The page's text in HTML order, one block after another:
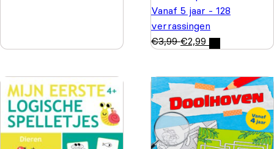
Vanaf 5 jaar - 128
verrassingen
€3,99 €2,99